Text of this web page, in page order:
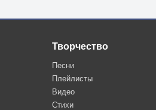
Творчество
Песни
Плейлисты
Видео
Стихи